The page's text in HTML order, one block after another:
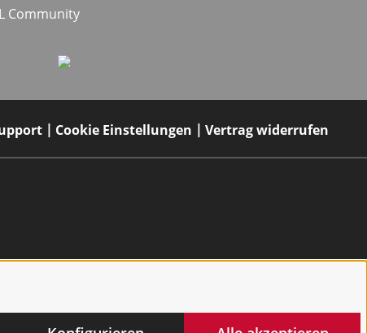
Community
Cookie Einstellungen Vertrag widerrufen